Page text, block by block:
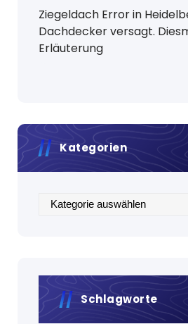
Ziegeldach Error in
Dachdecker versagt.
Erläuterung
Kategorien
Kategorien
Schlagworte